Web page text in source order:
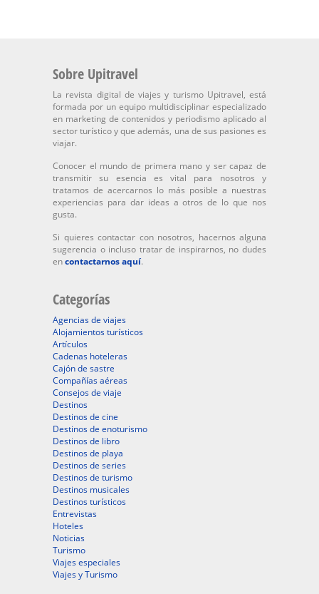
Sobre Upitravel
La revista digital de viajes y turismo Upitravel, está
formada por un equipo multidisciplinar especializado
en marketing de contenidos y periodismo aplicado al
sector turístico y que además, una de sus pasiones es
viajar.
Conocer el mundo de primera mano y ser capaz de
transmitir su esencia es vital para nosotros y
tratamos de acercarnos lo más posible a nuestras
experiencias para dar ideas a otros de lo que nos
gusta.
Si quieres contactar con nosotros, hacernos alguna
sugerencia o incluso tratar de inspirarnos, no dudes
encontactarnos aquí.
Categorías
Agencias de viajes
Alojamientos turísticos
Artículos
Cadenas hoteleras
Cajón de sastre
Compañías aéreas
Consejos de viaje
Destinos
Destinos de cine
Destinos de enoturismo
Destinos de libro
Destinos de playa
Destinos de series
Destinos de turismo
Destinos musicales
Destinos turísticos
Entrevistas
Hoteles
Noticias
Turismo
Viajes especiales
Viajes y Turismo